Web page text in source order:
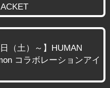
日（土）～】HUMAN
コラボレーションアイ